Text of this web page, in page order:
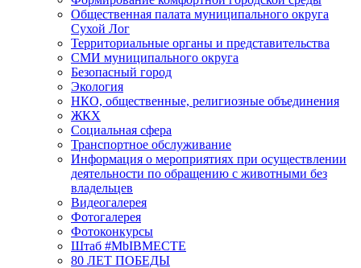
Общественная палата муниципального округа
Сухой Лог
Территориальные органы и представительства
СМИ муниципального округа
Безопасный город
Экология
НКО, общественные, религиозные объединения
ЖКХ
Социальная сфера
Транспортное обслуживание
Информация о мероприятиях при осуществлении
деятельности по обращению с животными без
владельцев
Видеогалерея
Фотогалерея
Фотоконкурсы
Штаб #MbIBMECTE
80 ЛЕТ ПОБЕДЫ